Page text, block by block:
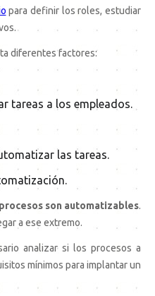
para definir los roles, estudiar
diferentes factores:
tareas a los empleados.
las tareas.
son automatizables.
a ese extremo.
analizar si los procesos a
mínimos para implantar un